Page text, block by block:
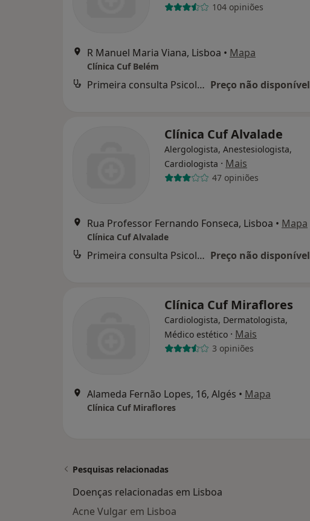
104 opiniões
R Manuel Maria Viana, Lisboa • Mapa
Clínica Cuf Belém
Primeira consulta Psicologia Preço não disponível
Clínica Cuf Alvalade
Alergologista, Anestesiologista,
Cardiologista · Mais
47 opiniões
Rua Professor Fernando Fonseca, Lisboa • Mapa
Clínica Cuf Alvalade
Primeira consulta Psicologia Preço não disponível
Clínica Cuf Miraflores
Cardiologista, Dermatologista,
Médico estético · Mais
3 opiniões
Alameda Fernão Lopes, 16, Algés • Mapa
Clínica Cuf Miraflores
Pesquisas relacionadas
Doenças relacionadas em Lisboa
Acne Vulgar em Lisboa